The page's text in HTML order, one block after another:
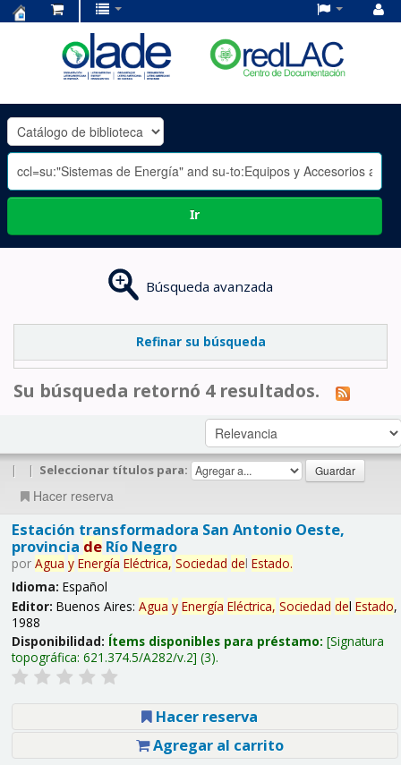
OLADE
-
Ir
Búsqueda avanzada
Refinar su búsqueda
Su búsqueda retornó 4 resultados.
| | Seleccionar títulos para:
Hacer reserva
Estación transformadora San Antonio Oeste,
provincia deRío Negro
por Agua y Energía Eléctrica, Sociedad del Estado.
Idioma: Español
Editor: Buenos Aires: Agua y Energía Eléctrica, Sociedad del Estado,
1988
Disponibilidad: Ítems disponibles para préstamo: Signatura
topográfica: 621.374.5/A282/v.2 (3).
Hacer reserva
Agregar al carrito